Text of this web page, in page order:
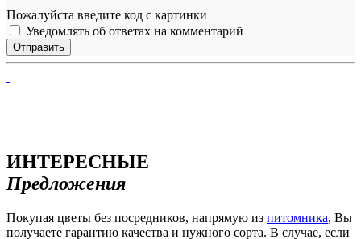
Пожалуйста введите код с картинки
Уведомлять об ответах на комментарий
ИНТЕРЕСНЫЕ
Предложения
Покупая цветы без посредников, напрямую из питомника, Вы
получаете гарантию качества и нужного сорта. В случае, если